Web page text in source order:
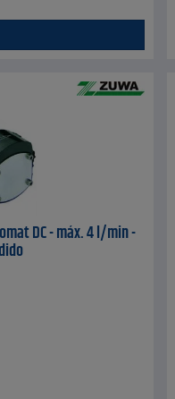
DC - máx. 4 l/min -